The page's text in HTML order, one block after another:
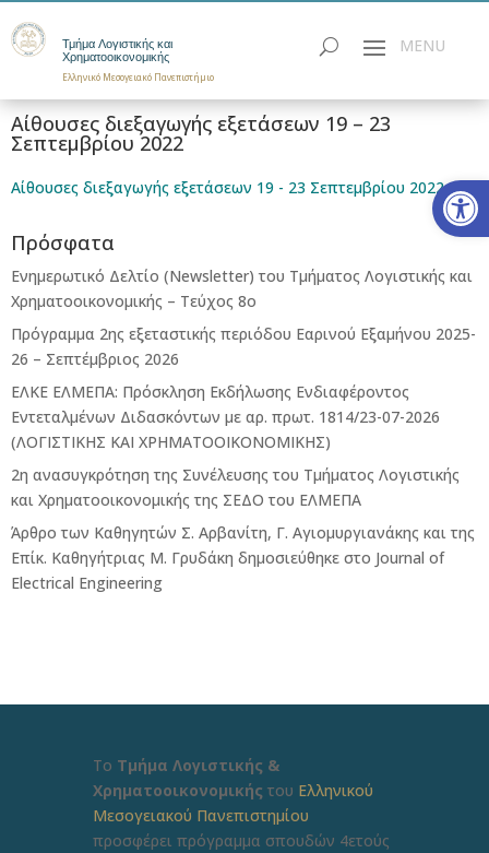
Τμήμα Λογιστικής και
Χρηματοοικονομικής
Ελληνικό Μεσογειακό Πανεπιστήμιο
Αίθουσες διεξαγωγής εξετάσεων 19 – 23
Σεπτεμβρίου 2022
Αίθουσες διεξαγωγής εξετάσεων 19 - 23 Σεπτεμβρίου 2022
Πρόσφατα
Ενημερωτικό Δελτίο (Newsletter) του Τμήματος Λογιστικής και
Χρηματοοικονομικής – Τεύχος 8ο
Πρόγραμμα 2ης εξεταστικής περιόδου Eαρινού Eξαμήνου 2025-
26 – Σεπτέμβριος 2026
ΕΛΚΕ ΕΛΜΕΠΑ: Πρόσκληση Εκδήλωσης Ενδιαφέροντος
Εντεταλμένων Διδασκόντων με αρ. πρωτ. 1814/23-07-2026
(ΛΟΓΙΣΤΙΚΗΣ ΚΑΙ ΧΡΗΜΑΤΟΟΙΚΟΝΟΜΙΚΗΣ)
2η ανασυγκρότηση της Συνέλευσης του Τμήματος Λογιστικής
και Χρηματοοικονομικής της ΣΕΔΟ του ΕΛΜΕΠΑ
Άρθρο των Καθηγητών Σ. Αρβανίτη, Γ. Αγιομυργιανάκης και της
Επίκ. Καθηγήτριας Μ. Γρυδάκη δημοσιεύθηκε στο Journal of
Electrical Engineering
Το Τμήμα Λογιστικής &
Χρηματοοικονομικής του Ελληνικού
Μεσογειακού Πανεπιστημίου
προσφέρει πρόγραμμα σπουδών 4ετούς